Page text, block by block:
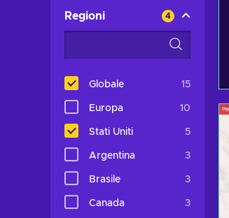
Regioni 4
Globale 15
Europa 10
Stati Uniti 5
Argentina 3
Brasile 3
Canada 3